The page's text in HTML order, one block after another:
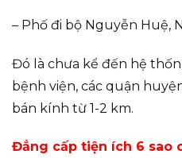
– Phố đi bộ Nguyễn Huệ,
Đó là chưa kể đến hệ
bệnh viện, các quận
bán kính từ 1-2 km.
Đẳng cấp tiện ích 6 sao